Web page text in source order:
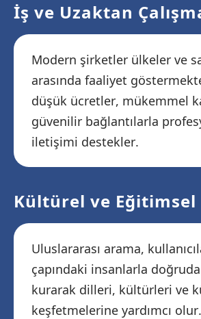
İş ve Uzaktan
Modern şirketler ülkeler ve
arasında faaliyet
düşük ücretler, mükemmel
güvenilir bağlantılarla
iletişimi destekler.
Kültürel ve Eğitimsel
Uluslararası arama,
çapındaki insanlarla
kurarak dilleri, kültürleri ve
keşfetmelerine yardımcı